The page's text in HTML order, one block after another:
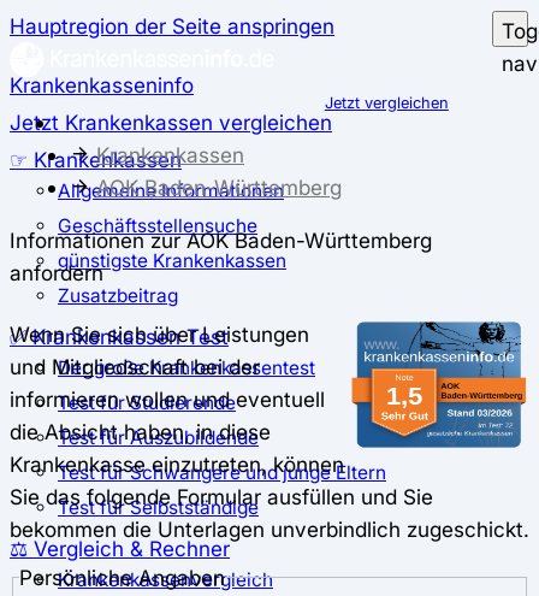
Hauptregion der Seite anspringen
Krankenkasseninfo
Jetzt Krankenkassen vergleichen
☞ Krankenkassen
Allgemeine Informationen
Geschäftsstellensuche
günstigste Krankenkassen
Zusatzbeitrag
✅ Krankenkassen Test
Der große Krankenkassentest
Test für Studierende
Test für Auszubildende
Test für Schwangere und junge Eltern
Test für Selbstständige
⚖️ Vergleich & Rechner
Krankenkassenvergleich
Jetzt vergleichen
Krankenkassen
AOK Baden-Württemberg
Informationen zur AOK Baden-Württemberg
anfordern
Wenn Sie sich über Leistungen
und Mitgliedschaft bei der
informieren wollen und eventuell
die Absicht haben, in diese
Krankenkasse einzutreten, können
Sie das folgende Formular ausfüllen und Sie
bekommen die Unterlagen unverbindlich zugeschickt.
Persönliche Angaben